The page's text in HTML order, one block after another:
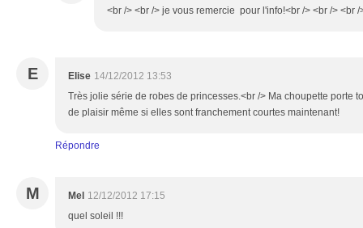
<br /> <br /> je vous remercie pour l'info!<br /> <br /> <br /
E Elise 14/12/2012 13:53
Très jolie série de robes de princesses.<br /> Ma choupette porte
de plaisir même si elles sont franchement courtes maintenant!
Répondre
M Mel 12/12/2012 17:15
quel soleil !!!